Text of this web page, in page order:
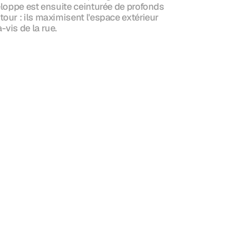
est ensuite ceinturée de profonds
: ils maximisent l'espace extérieur
vis de la rue.